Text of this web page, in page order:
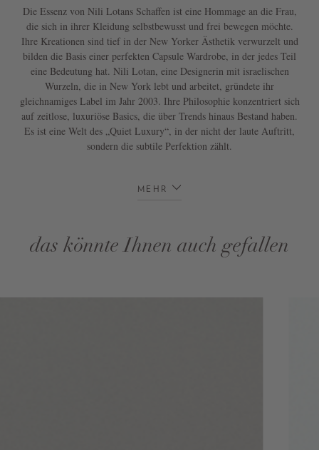
Die Essenz von Nili Lotans Schaffen ist eine Hommage an die Frau,
die sich in ihrer Kleidung selbstbewusst und frei bewegen möchte.
Ihre Kreationen sind tief in der New Yorker Ästhetik verwurzelt und
bilden die Basis einer perfekten Capsule Wardrobe, in der jedes Teil
eine Bedeutung hat. Nili Lotan, eine Designerin mit israelischen
Wurzeln, die in New York lebt und arbeitet, gründete ihr
gleichnamiges Label im Jahr 2003. Ihre Philosophie konzentriert sich
auf zeitlose, luxuriöse Basics, die über Trends hinaus Bestand haben.
Es ist eine Welt des „Quiet Luxury“, in der nicht der laute Auftritt,
sondern die subtile Perfektion zählt.
MEHR
das könnte Ihnen auch gefallen